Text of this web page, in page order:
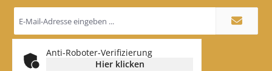
Mail-
Adresse
*
Anti-Roboter-Verifizierung
Hier klicken